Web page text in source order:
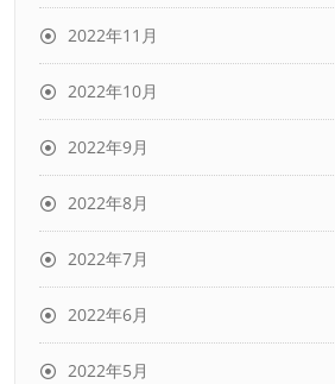
2022年11月
2022年10月
2022年9月
2022年8月
2022年7月
2022年6月
2022年5月